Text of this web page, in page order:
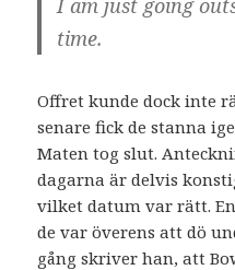
I am just going
time.
Offret kunde dock inte
senare fick de stanna
Maten tog slut.
dagarna är delvis
vilket datum var rätt.
de var överens att dö
gång skriver han, att